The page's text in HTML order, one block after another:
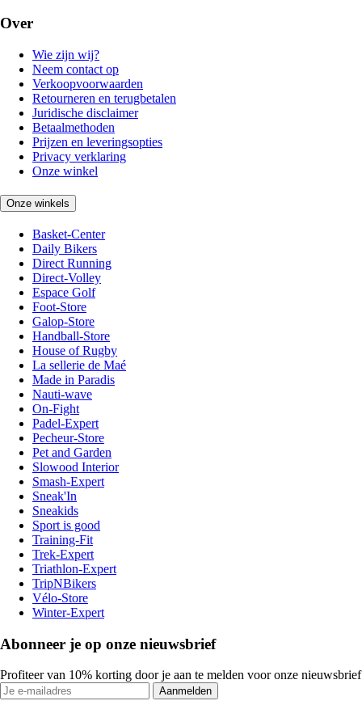
Over
Wie zijn wij?
Neem contact op
Verkoopvoorwaarden
Retourneren en terugbetalen
Juridische disclaimer
Betaalmethoden
Prijzen en leveringsopties
Privacy verklaring
Onze winkel
Onze winkels
Basket-Center
Daily Bikers
Direct Running
Direct-Volley
Espace Golf
Foot-Store
Galop-Store
Handball-Store
House of Rugby
La sellerie de Maé
Made in Paradis
Nauti-wave
On-Fight
Padel-Expert
Pecheur-Store
Pet and Garden
Slowood Interior
Smash-Expert
Sneak'In
Sneakids
Sport is good
Training-Fit
Trek-Expert
Triathlon-Expert
TripNBikers
Vélo-Store
Winter-Expert
Abonneer je op onze nieuwsbrief
Profiteer van 10% korting door je aan te melden voor onze nieuwsbrief
Aanmelden